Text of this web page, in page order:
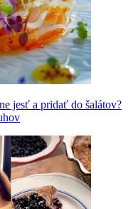
jesť a pridať do šalátov?